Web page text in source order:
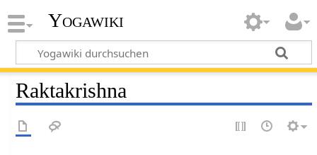
Yogawiki
Raktakrishna